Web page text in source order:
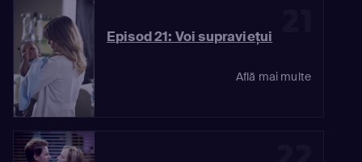
Episod 21: Voi supravieţui
Află mai multe